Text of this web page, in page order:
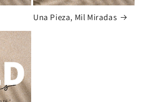
Una Pieza, Mil Miradas